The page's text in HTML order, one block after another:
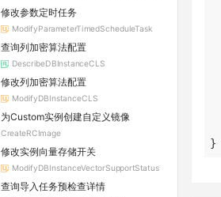
修改参数定时任务
ModifyParameterTimedScheduleTask
查询列加密算法配置
DescribeDBInstanceCLS
修改列加密算法配置
ModifyDBInstanceCLS
为Custom实例创建自定义镜像
CreateRCImage
修改实例向量存储开关
ModifyDBInstanceVectorSupportStatus
查询导入任务预检查详情
}